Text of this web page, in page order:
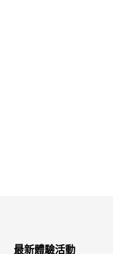
最新體驗活動